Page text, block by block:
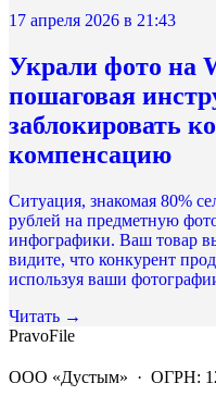
17 апреля 2026 в 21:43
Украли фото на
пошаговая
заблокировать
компенсацию
Ситуация, знакомая 80%
рублей на предметную
инфографики. Ваш товар
видите, что конкурент
используя ваши
Читать →
PravoFile
ООО «Дустым» · ОГРН: